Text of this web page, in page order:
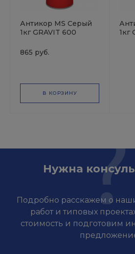
Антикор MS Серый
1кг GRAVIT 600
865 руб.
В КОРЗИНУ
1кг
Нужна
Подробно расскажем о
работ и типовых
стоимость и подготовим